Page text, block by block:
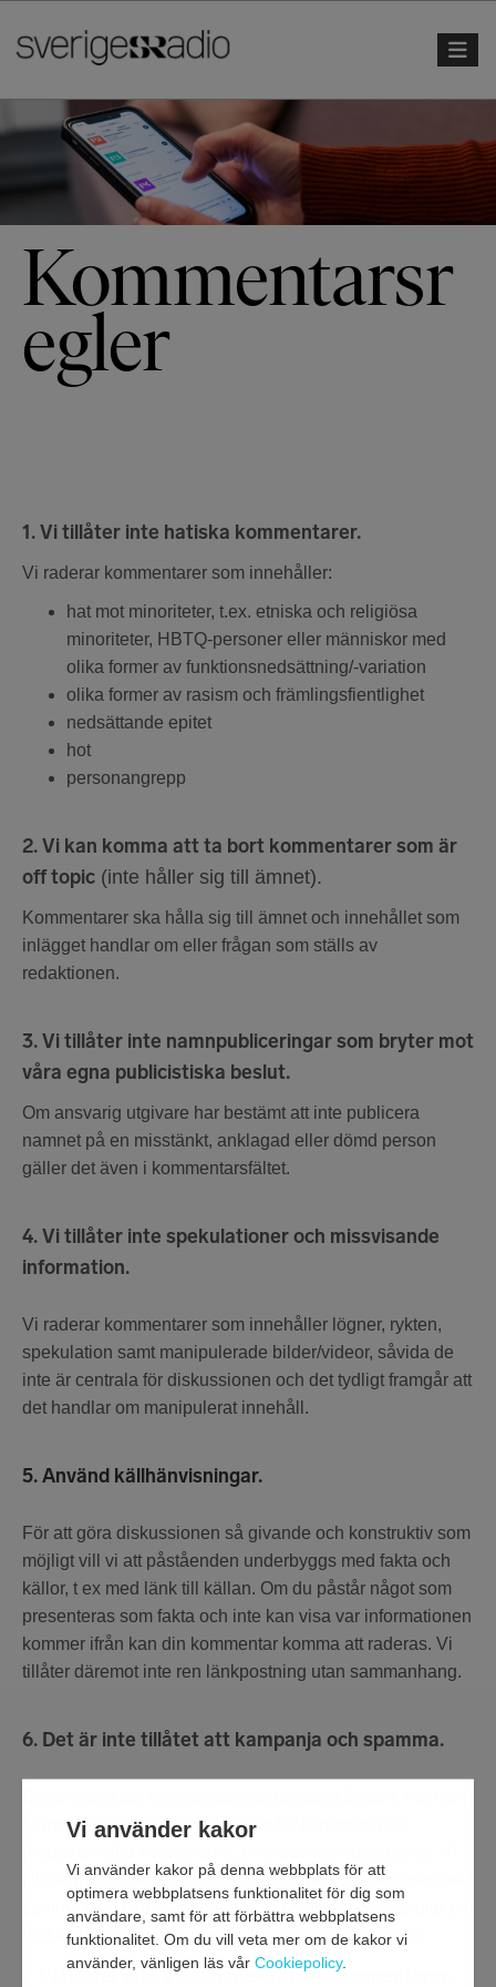
Vi använder kakor
Vi använder kakor på denna webbplats för att
optimera webbplatsens funktionalitet för dig som
användare, samt för att förbättra webbplatsens
funktionalitet. Om du vill veta mer om de kakor vi
använder, vänligen läs vår Cookiepolicy.
Toggle
Kommentarsr
egler
1. Vi tillåter inte hatiska kommentarer.
Vi raderar kommentarer som innehåller:
hat mot minoriteter, t.ex. etniska och religiösa
minoriteter, HBTQ-personer eller människor med
olika former av funktionsnedsättning/-variation
olika former av rasism och främlingsfientlighet
nedsättande epitet
hot
personangrepp
2. Vi kan komma att ta bort kommentarer som är
off topic (inte håller sig till ämnet).
Kommentarer ska hålla sig till ämnet och innehållet som
inlägget handlar om eller frågan som ställs av
redaktionen.
3. Vi tillåter inte namnpubliceringar som bryter mot
våra egna publicistiska beslut.
Om ansvarig utgivare har bestämt att inte publicera
namnet på en misstänkt, anklagad eller dömd person
gäller det även i kommentarsfältet.
4. Vi tillåter inte spekulationer och missvisande
information.
Vi raderar kommentarer som innehåller lögner, rykten,
spekulation samt manipulerade bilder/videor, såvida de
inte är centrala för diskussionen och det tydligt framgår att
det handlar om manipulerat innehåll.
5. Använd källhänvisningar.
För att göra diskussionen så givande och konstruktiv som
möjligt vill vi att påståenden underbyggs med fakta och
källor, t ex med länk till källan. Om du påstår något som
presenteras som fakta och inte kan visa var informationen
kommer ifrån kan din kommentar komma att raderas. Vi
tillåter däremot inte ren länkpostning utan sammanhang.
6. Det är inte tillåtet att kampanja och spamma.
är inte tillåtet med kampanjande för kommersiella
tillåter inte heller spam, dvs upprepade kommentarer med
samma eller liknande innehåll, oavsett om det handlar om
länkar, kommentarer, emojis, bilder och/eller videor.
7. Vi tillåter inte avhumaniserande kommentarer.